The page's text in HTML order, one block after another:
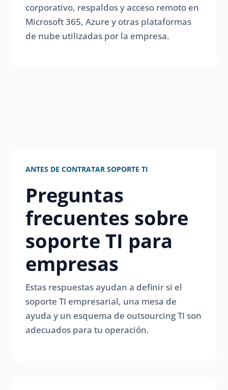
corporativo, respaldos y acceso remoto en
Microsoft 365, Azure y otras plataformas
de nube utilizadas por la empresa.
ANTES DE CONTRATAR SOPORTE TI
Preguntas
frecuentes sobre
soporte TI para
empresas
Estas respuestas ayudan a definir si el
soporte TI empresarial, una mesa de
ayuda y un esquema de outsourcing TI son
adecuados para tu operación.